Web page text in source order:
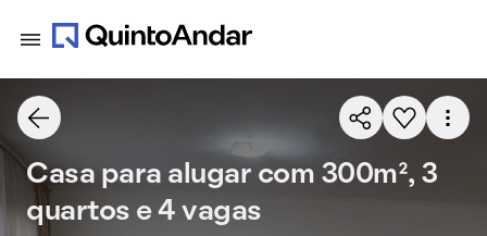
Casa para alugar com 300m², 3
quartos e 4 vagas